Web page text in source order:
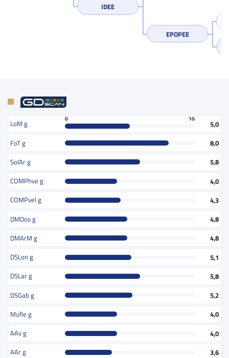
IDEE
EPOPEE
LoM g
0 10
5,0
FoT g
8,0
SolAr g
5,8
COMPhve g
4,0
COMPvel g
4,3
DMDos g
4,8
DMArM g
4,8
DSLon g
5,1
DSLar g
5,8
DSGab g
5,2
Mufle g
4,0
AAv g
4,0
AAr g
3,6